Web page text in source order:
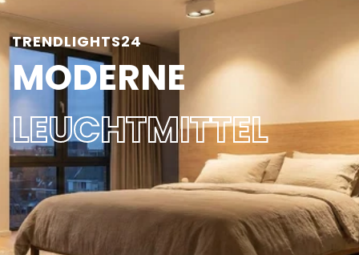
TRENDLIGHTS24
MODERNE
LEUCHTMITTEL